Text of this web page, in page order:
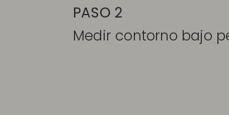
PASO 2
Medir contorno bajo